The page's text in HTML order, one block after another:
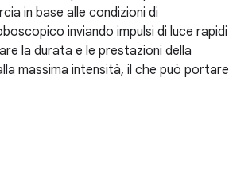
in base alle condizioni di
inviando impulsi di luce rapidi
la durata e le prestazioni della
massima intensità, il che può portare